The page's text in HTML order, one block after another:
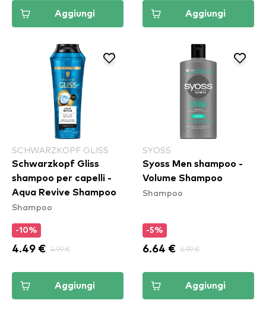
Aggiungi Aggiungi
SCHWARZKOPF GLISS
Schwarzkopf Gliss
shampoo per capelli -
Aqua Revive Shampoo
Shampoo
-10%
4.49 € 4.99 €
Aggiungi
SYOSS
Syoss Men shampoo -
Volume Shampoo
Shampoo
-5%
6.64 € 6.99 €
Aggiungi